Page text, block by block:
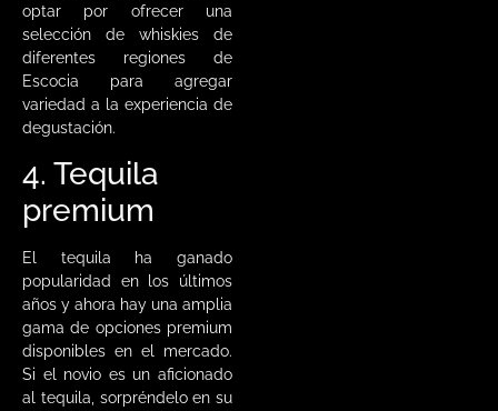
optar por ofrecer una
selección de whiskies de
diferentes regiones de
Escocia para agregar
variedad a la experiencia de
degustación.
4. Tequila
premium
El tequila ha ganado
popularidad en los últimos
años y ahora hay una amplia
gama de opciones premium
disponibles en el mercado.
Si el novio es un aficionado
al tequila, sorpréndelo en su